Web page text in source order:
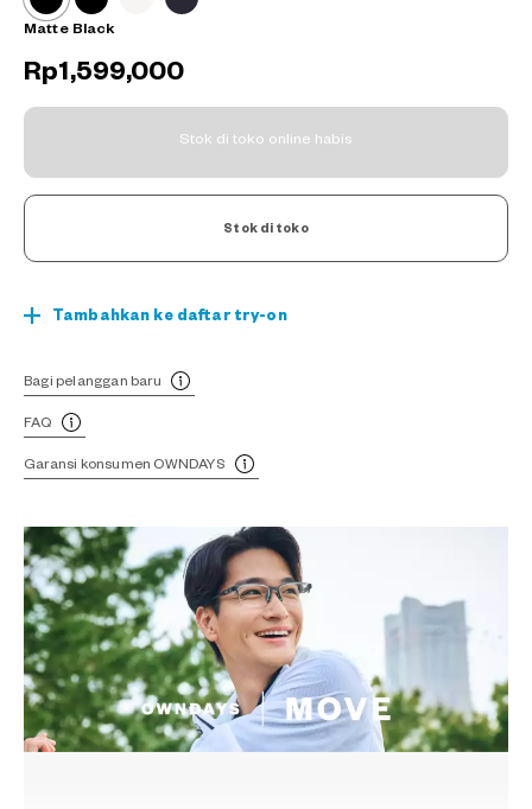
Matte Black
Rp1,599,000
Stok di toko online habis
Stok di toko
Tambahkan ke daftar try-on
Bagi pelanggan baru
FAQ
Garansi konsumen OWNDAYS